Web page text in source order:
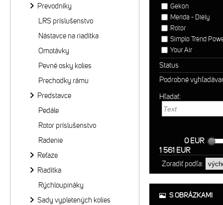
Gekon
Merida - Diely
Rotor
Simplo Trend
Your Air
Status
Podrobné
Hľadať:
0 EUR
1 561 EUR
Zoradiť podľa:
S OBRÁZKAMI
Prevodníky
LRS príslušenstvo
Nástavce na riadítka
Omotávky
Pevné osky kolies
Prechodky rámu
Predstavce
Pedále
Rotor príslušenstvo
Radenie
Reťaze
Riadítka
Rýchloupináky
Sady vypletených kolies